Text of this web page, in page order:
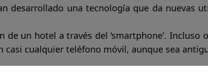
desarrollado una tecnología que da nuevas
un hotel a través del ‘smartphone’. Incluso
cualquier teléfono móvil, aunque sea